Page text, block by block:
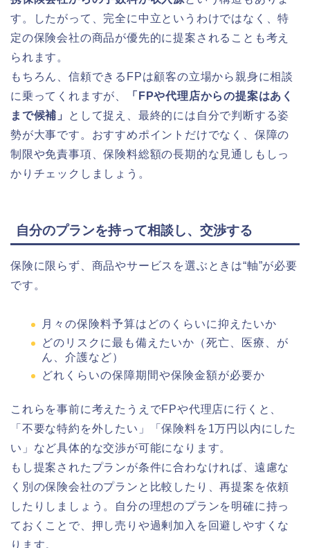
す。したがって、完全に中立というわけではなく、特
定の保険会社の商品が優先的に提案されることも考え
られます。
もちろん、信頼できるFPは顧客の立場から親身に相談
に乗ってくれますが、
「FPや代理店からの提案はあく
まで候補」
として捉え、最終的には自分で判断する姿
勢が大事です。おすすめポイントだけでなく、保障の
制限や免責事項、保険料総額の長期的な見通しもしっ
かりチェックしましょう。
自分のプランを持って相談し、交渉する
保険に限らず、商品やサービスを選ぶときは“軸”が必要
です。
月々の保険料予算はどのくらいに抑えたいか
どのリスクに最も備えたいか（死亡、医療、が
ん、介護など）
どれくらいの保障期間や保険金額が必要か
これらを事前に考えたうえでFPや代理店に行くと、
「不要な特約を外したい」「保険料を1万円以内にした
い」など具体的な交渉が可能になります。
もし提案されたプランが条件に合わなければ、遠慮な
く別の保険会社のプランと比較したり、再提案を依頼
したりしましょう。自分の理想のプランを明確に持っ
ておくことで、押し売りや過剰加入を回避しやすくな
ります。